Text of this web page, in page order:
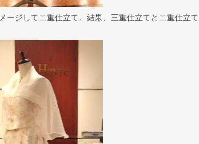
ジして二重仕立て。結果、三重仕立てと二重仕立